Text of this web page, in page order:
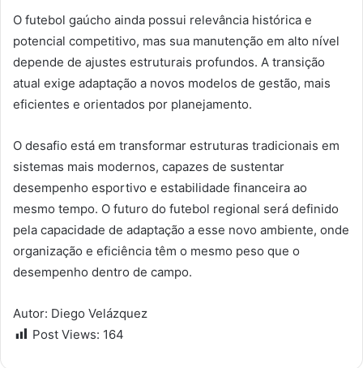
O futebol gaúcho ainda possui relevância histórica e
potencial competitivo, mas sua manutenção em alto nível
depende de ajustes estruturais profundos. A transição
atual exige adaptação a novos modelos de gestão, mais
eficientes e orientados por planejamento.
O desafio está em transformar estruturas tradicionais em
sistemas mais modernos, capazes de sustentar
desempenho esportivo e estabilidade financeira ao
mesmo tempo. O futuro do futebol regional será definido
pela capacidade de adaptação a esse novo ambiente, onde
organização e eficiência têm o mesmo peso que o
desempenho dentro de campo.
Autor: Diego Velázquez
Post Views: 164